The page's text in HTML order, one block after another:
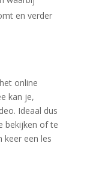
en verder
online
kan je,
Ideaal dus
bekijken of te
keer een les